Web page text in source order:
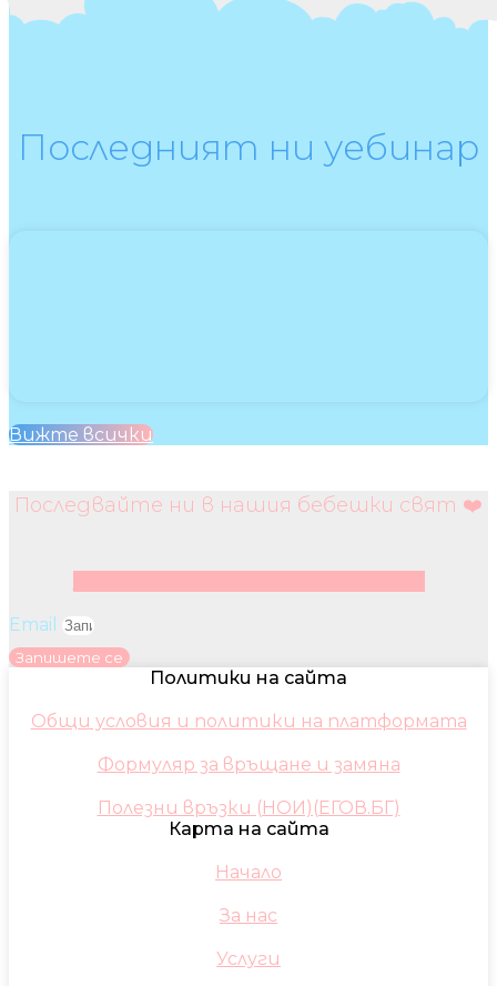
Последният ни уебинар
Вижте всички
Последвайте ни в нашия бебешки свят ❤️
Email
Запишете се
Политики на сайта
Общи условия и политики на платформата
Формуляр за връщане и замяна
Полезни връзки (НОИ)(ЕГОВ.БГ)
Карта на сайта
Начало
За нас
Услуги